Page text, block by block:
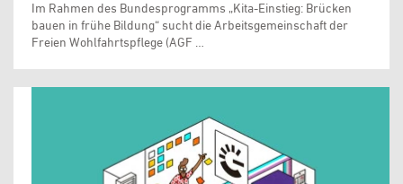
Im Rahmen des Bundesprogramms „Kita-Einstieg: Brücken
bauen in frühe Bildung“ sucht die Arbeitsgemeinschaft der
Freien Wohlfahrtspflege (AGF …